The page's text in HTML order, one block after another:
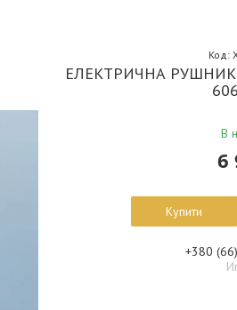
ЕЛЕКТРИЧНА
В
Код:
6
Купити
+380